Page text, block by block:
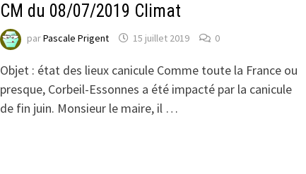
CM du 08/07/2019 Climat
parPascale Prigent 15 juillet 2019 0
Objet : état des lieux canicule Comme toute la France ou
presque, Corbeil-Essonnes a été impacté par la canicule
de fin juin. Monsieur le maire, il …